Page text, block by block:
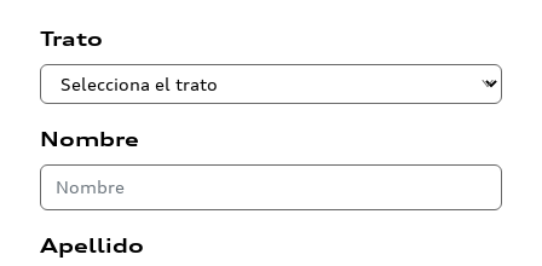
Trato
Nombre
Apellido